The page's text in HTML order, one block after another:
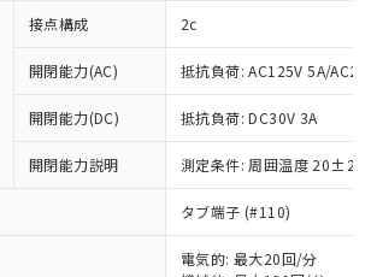
接点構成 2c
開閉能力(AC) 抵抗負荷: AC125V 5A/
開閉能力(DC) 抵抗負荷: DC30V 3A
開閉能力説明 測定条件: 周囲温度 20±2℃
タブ端子 (#110)
電気的: 最大20回/分